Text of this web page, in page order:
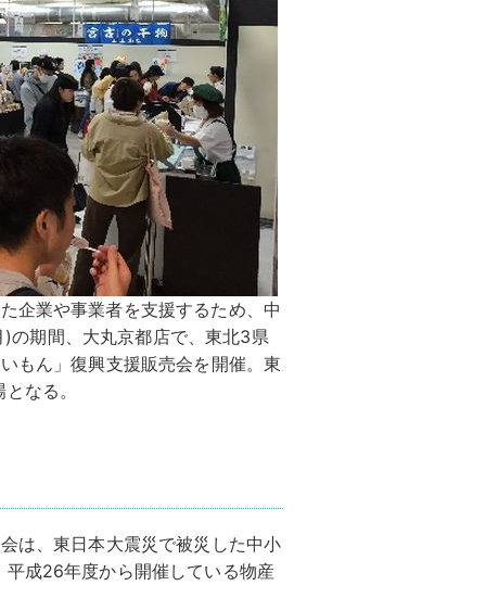
企業や事業者を支援するため、中
の期間、大丸京都店で、東北3県
もん」復興支援販売会を開催。東
なる。
は、東日本大震災で被災した中小
成26年度から開催している物産